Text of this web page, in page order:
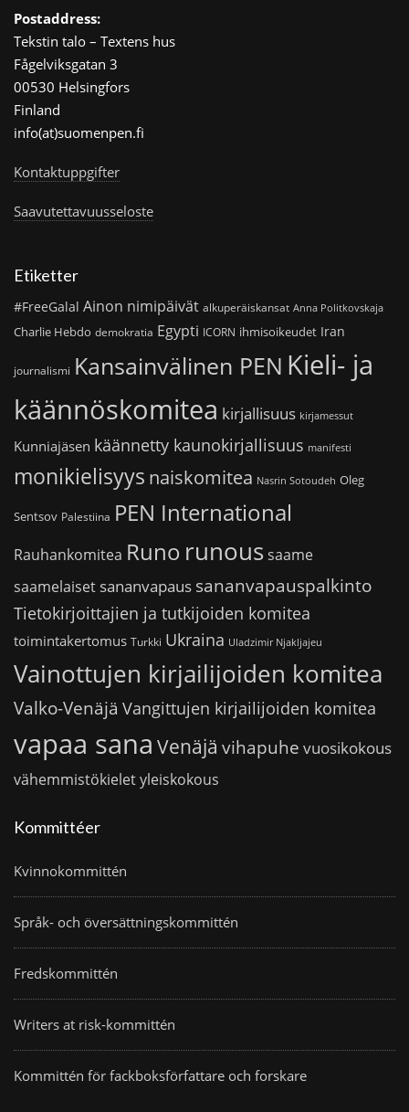
Postaddress:
Tekstin talo – Textens hus
Fågelviksgatan 3
00530 Helsingfors
Finland
info(at)suomenpen.fi
Kontaktuppgifter
Saavutettavuusseloste
Etiketter
#FreeGalal Ainon nimipäivät alkuperäiskansat Anna Politkovskaja
Charlie Hebdo demokratia Egypti ICORN ihmisoikeudet Iran
journalismi Kansainvälinen PEN Kieli- ja
käännöskomitea kirjallisuus kirjamessut
Kunniajäsen käännetty kaunokirjallisuus manifesti
monikielisyys naiskomitea Nasrin Sotoudeh Oleg
Sentsov Palestiina PEN International
Rauhankomitea Runo runoussaame
saamelaiset sananvapaus sananvapauspalkinto
Tietokirjoittajien ja tutkijoiden komitea
toimintakertomus Turkki Ukraina Uladzimir Njakljajeu
Vainottujen kirjailijoiden komitea
Valko-Venäjä Vangittujen kirjailijoiden komitea
vapaa sana Venäjä vihapuhe vuosikokous
vähemmistökieletyleiskokous
Kommittéer
Kvinnokommittén
Språk- och översättningskommittén
Fredskommittén
Writers at risk-kommittén
Kommittén för fackboksförfattare och forskare